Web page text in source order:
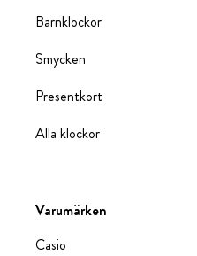
Barnklockor
Smycken
Presentkort
Alla klockor
Varumärken
Casio